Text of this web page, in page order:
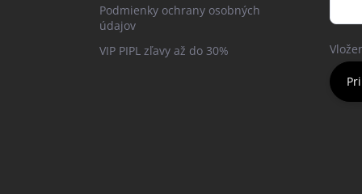
Podmienky ochrany osobných
údajov
VIP PIPL zľavy až do 30%